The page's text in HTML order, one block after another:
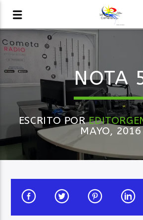
AUDIO EN
LA COMETA, SEÑALES A
NOTA
ESCRITO POR
MAYO, 2016